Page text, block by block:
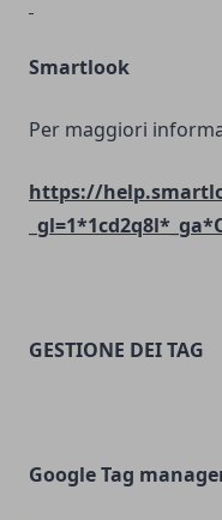
Smartlook
Per maggiori
https://
GESTIONE DEI TAG
Google Tag